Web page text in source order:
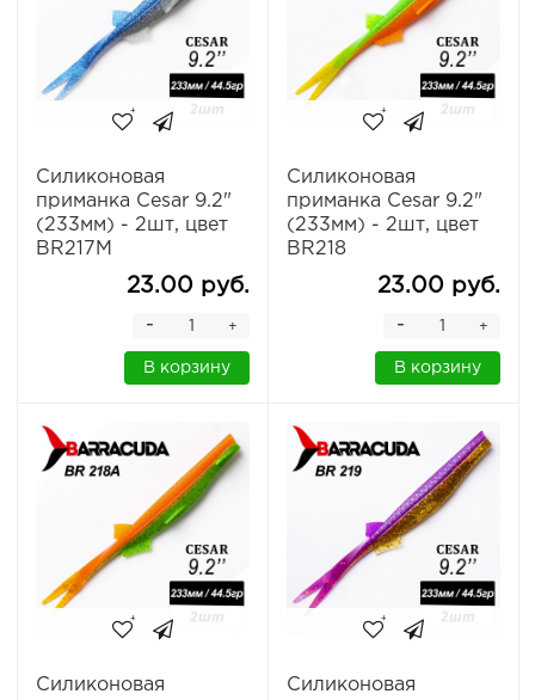
Силиконовая
приманка Cesar 9.2"
(233мм) - 2шт, цвет
BR217M
23.00 руб.
+
-
В корзину
Силиконовая
приманка Cesar 9.2"
(233мм) - 2шт, цвет
BR218
23.00 руб.
+
-
В корзину
Силиконовая
Силиконовая